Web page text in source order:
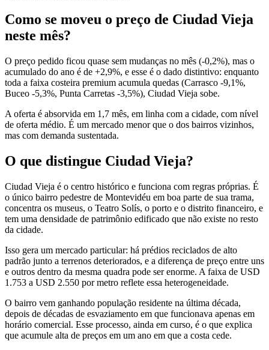
Como se moveu o preço de Ciudad Vieja
neste mês?
O preço pedido ficou quase sem mudanças no mês (-0,2%), mas o
acumulado do ano é de +2,9%, e esse é o dado distintivo: enquanto
toda a faixa costeira premium acumula quedas (Carrasco -9,1%,
Buceo -5,3%, Punta Carretas -3,5%), Ciudad Vieja sobe.
A oferta é absorvida em 1,7 mês, em linha com a cidade, com nível
de oferta médio. É um mercado menor que o dos bairros vizinhos,
mas com demanda sustentada.
O que distingue Ciudad Vieja?
Ciudad Vieja é o centro histórico e funciona com regras próprias. É
o único bairro pedestre de Montevidéu em boa parte de sua trama,
concentra os museus, o Teatro Solís, o porto e o distrito financeiro, e
tem uma densidade de patrimônio edificado que não existe no resto
da cidade.
Isso gera um mercado particular: há prédios reciclados de alto
padrão junto a terrenos deteriorados, e a diferença de preço entre uns
e outros dentro da mesma quadra pode ser enorme. A faixa de USD
1.753 a USD 2.550 por metro reflete essa heterogeneidade.
O bairro vem ganhando população residente na última década,
depois de décadas de esvaziamento em que funcionava apenas em
horário comercial. Esse processo, ainda em curso, é o que explica
que acumule alta de preços em um ano em que a costa cede.